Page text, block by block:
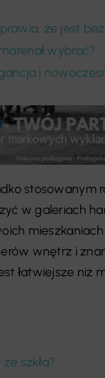
że jest
wybrać?
i
w galeriach
wnętrz i
łatwiejsze niż
szkła?